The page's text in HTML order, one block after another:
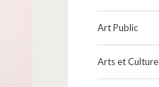
Art Public
Arts et Culture